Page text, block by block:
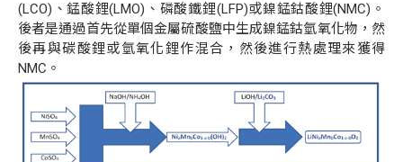
(LCO) 、錳酸鋰(LMO) 、磷酸鐵鋰(LFP)或鎳錳鈷酸鋰(NMC) 。
後者是通過首先從單個金屬硫酸鹽中生成鎳錳鈷氫氧化物，然
後再與碳酸鋰或氫氧化鋰作混合，然後進行熱處理來獲得
NMC 。